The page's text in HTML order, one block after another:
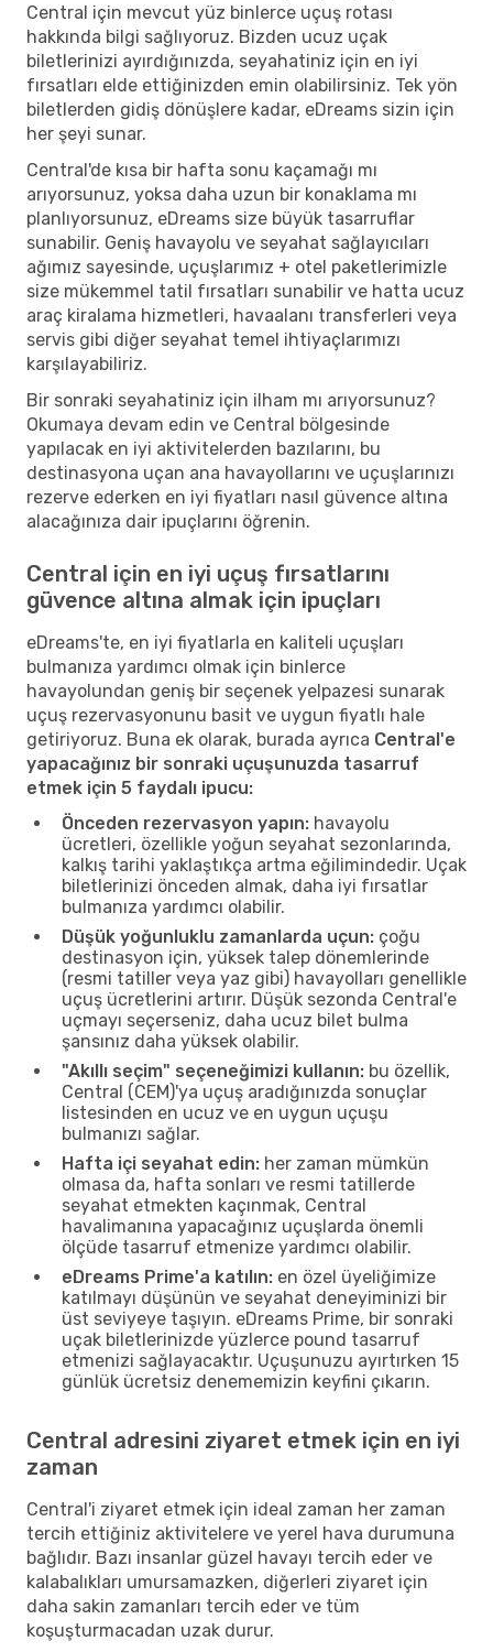
Central için mevcut yüz binlerce uçuş rotası
hakkında bilgi sağlıyoruz. Bizden ucuz uçak
biletlerinizi ayırdığınızda, seyahatiniz için en iyi
fırsatları elde ettiğinizden emin olabilirsiniz. Tek yön
biletlerden gidiş dönüşlere kadar, eDreams sizin için
her şeyi sunar.
Central'de kısa bir hafta sonu kaçamağı mı
arıyorsunuz, yoksa daha uzun bir konaklama mı
planlıyorsunuz, eDreams size büyük tasarruflar
sunabilir. Geniş havayolu ve seyahat sağlayıcıları
ağımız sayesinde, uçuşlarımız + otel paketlerimizle
size mükemmel tatil fırsatları sunabilir ve hatta ucuz
araç kiralama hizmetleri, havaalanı transferleri veya
servis gibi diğer seyahat temel ihtiyaçlarımızı
karşılayabiliriz.
Bir sonraki seyahatiniz için ilham mı arıyorsunuz?
Okumaya devam edin ve Central bölgesinde
yapılacak en iyi aktivitelerden bazılarını, bu
destinasyona uçan ana havayollarını ve uçuşlarınızı
rezerve ederken en iyi fiyatları nasıl güvence altına
alacağınıza dair ipuçlarını öğrenin.
Central için en iyi uçuş fırsatlarını
güvence altına almak için ipuçları
eDreams'te, en iyi fiyatlarla en kaliteli uçuşları
bulmanıza yardımcı olmak için binlerce
havayolundan geniş bir seçenek yelpazesi sunarak
uçuş rezervasyonunu basit ve uygun fiyatlı hale
getiriyoruz. Buna ek olarak, burada ayrıca Central'e
yapacağınız bir sonraki uçuşunuzda tasarruf
etmek için 5 faydalı ipucu:
Önceden rezervasyon yapın: havayolu
ücretleri, özellikle yoğun seyahat sezonlarında,
kalkış tarihi yaklaştıkça artma eğilimindedir. Uçak
biletlerinizi önceden almak, daha iyi fırsatlar
bulmanıza yardımcı olabilir.
Düşük yoğunluklu zamanlarda uçun: çoğu
destinasyon için, yüksek talep dönemlerinde
(resmi tatiller veya yaz gibi) havayolları genellikle
uçuş ücretlerini artırır. Düşük sezonda Central'e
uçmayı seçerseniz, daha ucuz bilet bulma
şansınız daha yüksek olabilir.
"Akıllı seçim" seçeneğimizi kullanın: bu özellik,
Central (CEM)'ya uçuş aradığınızda sonuçlar
listesinden en ucuz ve en uygun uçuşu
bulmanızı sağlar.
Hafta içi seyahat edin: her zaman mümkün
olmasa da, hafta sonları ve resmi tatillerde
seyahat etmekten kaçınmak, Central
havalimanına yapacağınız uçuşlarda önemli
ölçüde tasarruf etmenize yardımcı olabilir.
eDreams Prime'a katılın: en özel üyeliğimize
katılmayı düşünün ve seyahat deneyiminizi bir
üst seviyeye taşıyın. eDreams Prime, bir sonraki
uçak biletlerinizde yüzlerce pound tasarruf
etmenizi sağlayacaktır. Uçuşunuzu ayırtırken 15
günlük ücretsiz denememizin keyfini çıkarın.
Central adresini ziyaret etmek için en iyi
zaman
Central'i ziyaret etmek için ideal zaman her zaman
tercih ettiğiniz aktivitelere ve yerel hava durumuna
bağlıdır. Bazı insanlar güzel havayı tercih eder ve
kalabalıkları umursamazken, diğerleri ziyaret için
daha sakin zamanları tercih eder ve tüm
koşuşturmacadan uzak durur.